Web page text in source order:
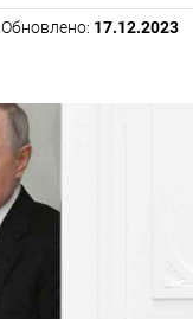
Обновлено: 17.12.2023